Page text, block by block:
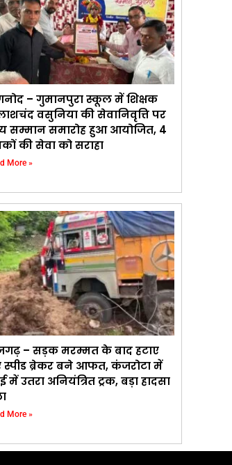
– गुमानपुरा स्कूल में शिक्षक
वसुनिया की सेवानिवृत्ति पर
सम्मान समारोह हुआ आयोजित, 4
की सेवा को सराहा
More »
– सड़क मरम्मत के बाद हटाए
स्पीड ब्रेकर बने आफत, कंजरोटा में
में उतरा अनियंत्रित ट्रक, बड़ा हादसा
More »